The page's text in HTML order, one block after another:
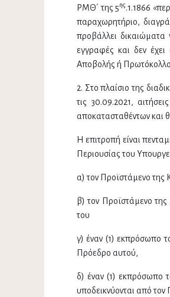
ΡΜΘ΄ της 5ης.1.1866
παραχωρητήριο,
προβάλλει δικαιώματα
εγγραφές και δεν έχει
Αποβολής ή Πρωτόκολλο
2. Στο πλαίσιο της
τις 30.09.2021,
αποκατασταθέντων και
Η επιτροπή είναι
Περιουσίας του
α) τον Προϊστάμενο της
β) τον Προϊστάμενο
του
γ) έναν (1) εκπρόσωπο
Πρόεδρο αυτού,
δ) έναν (1) εκπρόσωπο
υποδεικνύονται από